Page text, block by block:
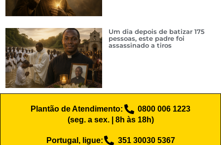
Um dia depois de batizar 175
pessoas, este padre foi
assassinado a tiros
Plantão de Atendimento:
0800 006 1223
(seg. a sex. | 8h às 18h)
Portugal, ligue:
351 30030 5367